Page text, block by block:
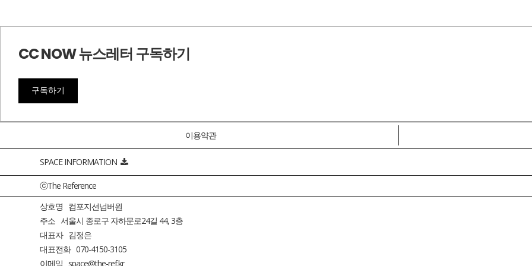
CC NOW 뉴스레터 구독하기
구독하기
이용약관
SPACE INFORMATION
ⓒThe Reference
상호명 컴포지션넘버원
주소 서울시 종로구 자하문로24길 44, 3층
대표자 김정은
대표전화 070-4150-3105
이메일 space@the-ref.kr